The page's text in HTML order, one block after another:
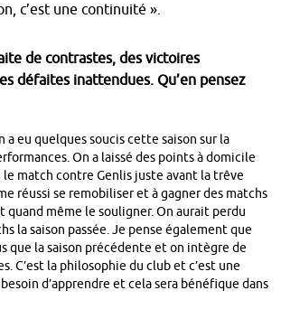
c’est une continuité ».
de contrastes, des victoires
défaites inattendues. Qu’en pensez
a eu quelques soucis cette saison sur la
On a laissé des points à domicile
match contre Genlis juste avant la trêve
réussi se remobiliser et à gagner des matchs
quand même le souligner. On aurait perdu
la saison passée.Je pense également que
que la saison précédente et on intègre de
C’est la philosophie du club et c’est une
d’apprendre et cela sera bénéfique dans